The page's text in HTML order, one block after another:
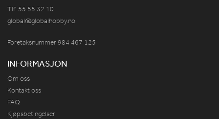
Tlf: 55 55 32 10
global@globalhobby.no
Foretaksnummer 984 467 125
INFORMASJON
Om oss
Kontakt oss
FAQ
Kjøpsbetingelser